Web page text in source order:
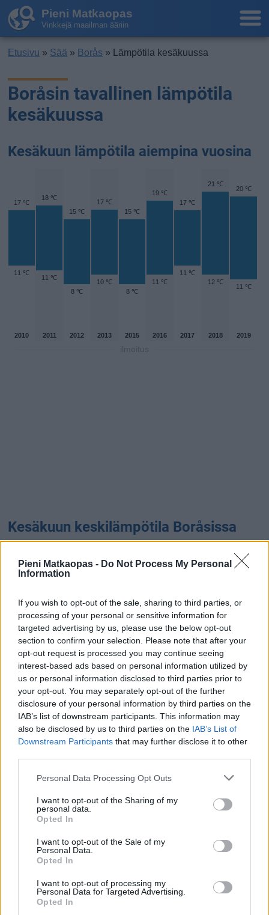
Pieni Matkaopas - Do Not Process My Personal
Information
If you wish to opt-out of the sale, sharing to third parties, or
processing of your personal or sensitive information for
targeted advertising by us, please use the below opt-out
section to confirm your selection. Please note that after your
opt-out request is processed you may continue seeing
interest-based ads based on personal information utilized by
us or personal information disclosed to third parties prior to
your opt-out. You may separately opt-out of the further
disclosure of your personal information by third parties on the
IAB’s list of downstream participants. This information may
also be disclosed by us to third parties on the IAB’s List of
Downstream Participants that may further disclose it to other
Personal Data Processing Opt Outs
I want to opt-out of the Sharing of my
personal data.
Opted In
I want to opt-out of the Sale of my
Personal Data.
Opted In
I want to opt-out of processing my
Personal Data for Targeted Advertising.
Opted In
Pieni Matkaopas
Vinkkejä maailman ääriin
Etusivu » Sää » Borås » Lämpötila kesäkuussa
Boråsin tavallinen lämpötila
kesäkuussa
Kesäkuun lämpötila aiempina vuosina
17 ℃
11 ℃
18 ℃
11 ℃
15 ℃
8 ℃
17 ℃
10 ℃
15 ℃
8 ℃
19 ℃
11 ℃
17 ℃
11 ℃
21 ℃
12 ℃
20 ℃
11 ℃
2010 2011 2012 2013 2015 2016 2017 2018 2019
Kesäkuun keskilämpötila Boråsissa
Kesäkuun keskilämpötila Boråsissa on viime vuosina ollut
14 astetta. Öisin lämpötila on tyypillisesti laskenut 10
asteen tienoille, ja päivisin lämpötila on kohonnut 18
miten lämmin sää Boråsissa on keskimäärin ollut
kesäkuussa viime vuosina ja vaihteluväli, jolla lämpötila
tavallisina päivinä on minäkin vuonna liikkunut.
Hetkellisesti Boråsissa on silti koettu tätäkin kylmempiä ja
lämpimämpiä kesäkuisia päiviä. Esimerkiksi vuoden 2012
kesäkuussa lämpötila käväisi alimmillaan 4 asteessa ja
toisaalta vuonna 2019 kesäkuussa hätyyteltiin eräänä
poikkeuksellisen lämpimänä päivänä 28 asteen lukemia.
Entä muut kuukaudet? Miten lämmintä
Boråsissa on ollut...
Huhtikuussa Toukokuussa
Lokakuussa
Kesäkuun keskilämpötila Boråsissa 10
vuoden tarkastelujaksolla